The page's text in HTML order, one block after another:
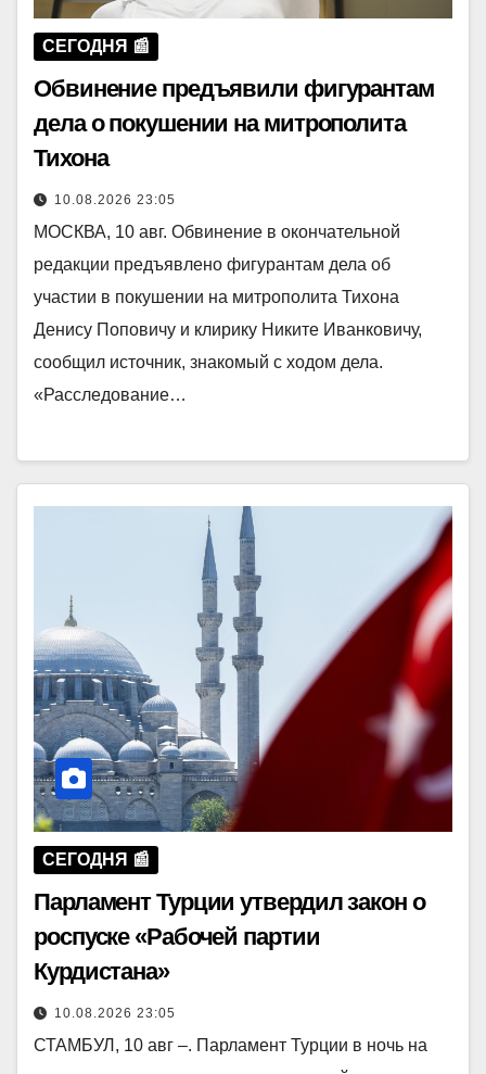
СЕГОДНЯ 📰
Обвинение предъявили фигурантам
дела о покушении на митрополита
Тихона
10.08.2026 23:05
МОСКВА, 10 авг. Обвинение в окончательной
редакции предъявлено фигурантам дела об
участии в покушении на митрополита Тихона
Денису Поповичу и клирику Никите Иванковичу,
сообщил источник, знакомый с ходом дела.
«Расследование…
СЕГОДНЯ 📰
Парламент Турции утвердил закон о
роспуске «Рабочей партии
Курдистана»
10.08.2026 23:05
СТАМБУЛ, 10 авг –. Парламент Турции в ночь на